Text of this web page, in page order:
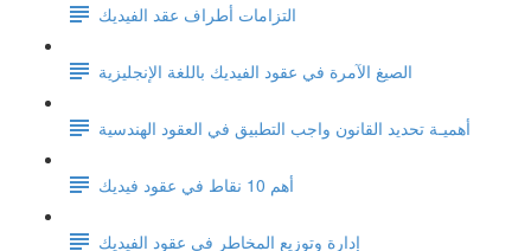
التزامات أطراف عقد الفيديك
الصيغ الآمرة في عقود الفيديك باللغة الإنجليزية
أهميـة تحديد القانون واجب التطبيق في العقود الهندسية
أهم 10 نقاط في عقود فيديك
إدارة وتوزيع المخاطر في عقود الفيديك